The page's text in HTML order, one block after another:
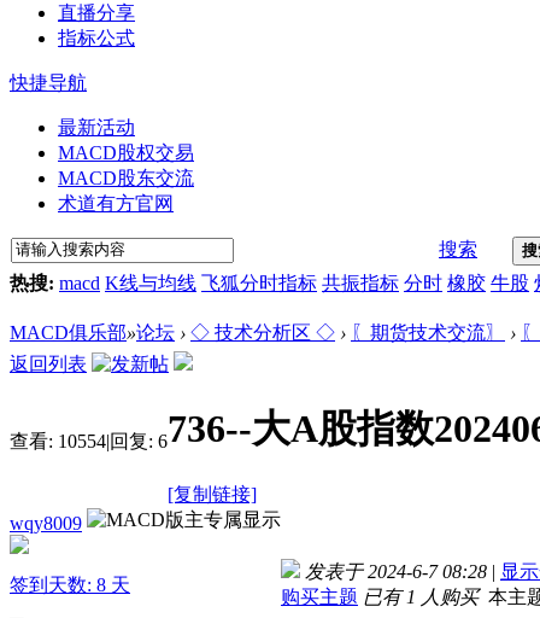
直播分享
指标公式
快捷导航
最新活动
MACD股权交易
MACD股东交流
术道有方官网
搜索
热搜: macd K线与均线 飞狐分时指标 共振指标 分时 橡胶 牛股
MACD俱乐部»论坛 › ◇ 技术分析区 ◇ › 〖期货技术交流〗 ›
返回列表
查看: 10554|回复: 6736--大A股指数
[复制链接]
wqy8009
签到天数: 8 天
发表于 2024-6-7 08:28 | 显
购买主题 已有 1 人购买 本主